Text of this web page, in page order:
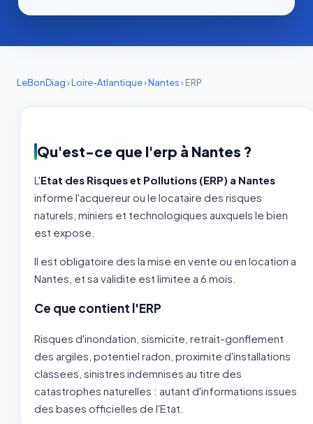
LeBonDiag›Loire-Atlantique›Nantes›ERP
Qu'est-ce que l'erp à Nantes ?
L'Etat des Risques et Pollutions (ERP) a Nantes
informe l'acquereur ou le locataire des risques
naturels, miniers et technologiques auxquels le bien
est expose.
Il est obligatoire des la mise en vente ou en location a
Nantes, et sa validite est limitee a 6 mois.
Ce que contient l'ERP
Risques d'inondation, sismicite, retrait-gonflement
des argiles, potentiel radon, proximite d'installations
classees, sinistres indemnises au titre des
catastrophes naturelles : autant d'informations issues
des bases officielles de l'Etat.